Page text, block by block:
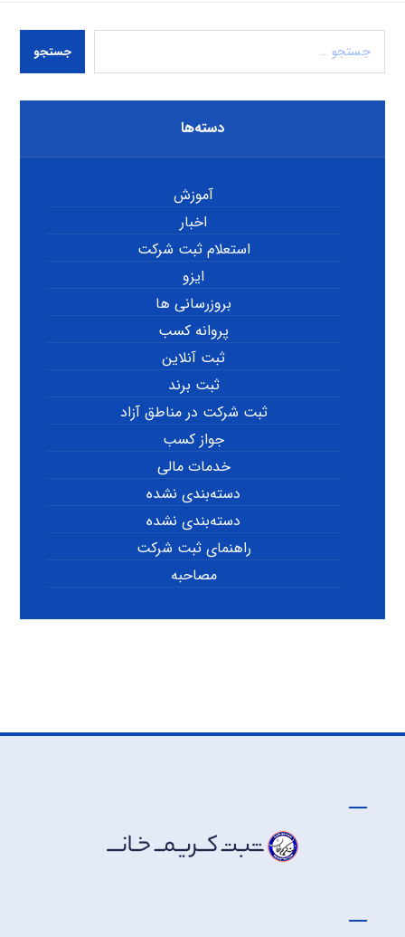
جستجو
دسته‌ها
آموزش
اخبار
استعلام ثبت شرکت
ایزو
بروزرسانی ها
پروانه کسب
ثبت آنلاین
ثبت برند
ثبت شرکت در مناطق آزاد
جواز کسب
خدمات مالی
دسته‌بندی نشده
دسته‌بندی نشده
راهنمای ثبت شرکت
مصاحبه